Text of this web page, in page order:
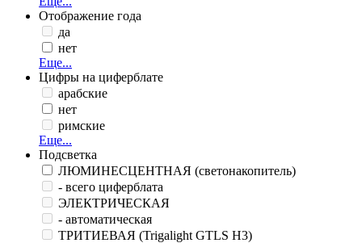
Отображение года
да
нет
Еще...
Цифры на циферблате
арабские
нет
римские
Еще...
Подсветка
ЛЮМИНЕСЦЕНТНАЯ (светонакопитель)
- всего циферблата
ЭЛЕКТРИЧЕСКАЯ
- автоматическая
ТРИТИЕВАЯ (Trigalight GTLS H3)